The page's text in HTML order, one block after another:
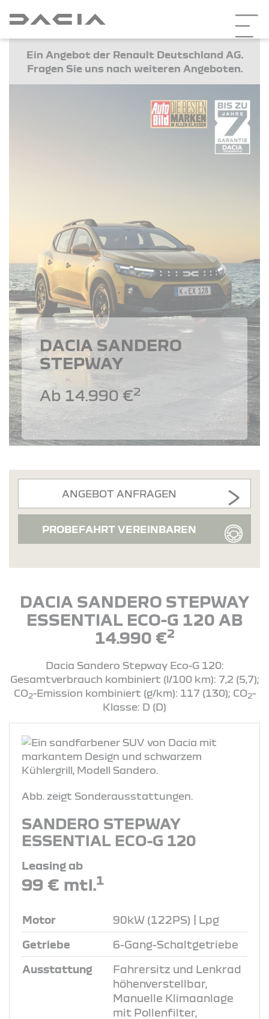
Ein Angebot der Renault Deutschland AG.
Fragen Sie uns nach weiteren Angeboten.
DACIA SANDERO
STEPWAY
Ab 14.990 €2
ANGEBOT ANFRAGEN
PROBEFAHRT VEREINBAREN
DACIA SANDERO STEPWAY
ESSENTIAL ECO-G 120 AB
14.990 €2
Dacia Sandero Stepway Eco-G 120:
Gesamtverbrauch kombiniert (l/100 km): 7,2 (5,7);
CO2-Emission kombiniert (g/km): 117 (130); CO2-
Klasse: D (D)
Abb. zeigt Sonderausstattungen.
SANDERO STEPWAY
ESSENTIAL ECO-G 120
Leasing ab
99 € mtl.1
Motor 90kW (122PS) | Lpg
Getriebe 6-Gang-Schaltgetriebe
Ausstattung
Fahrersitz und Lenkrad
höhenverstellbar,
Manuelle Klimaanlage
mit Pollenfilter,